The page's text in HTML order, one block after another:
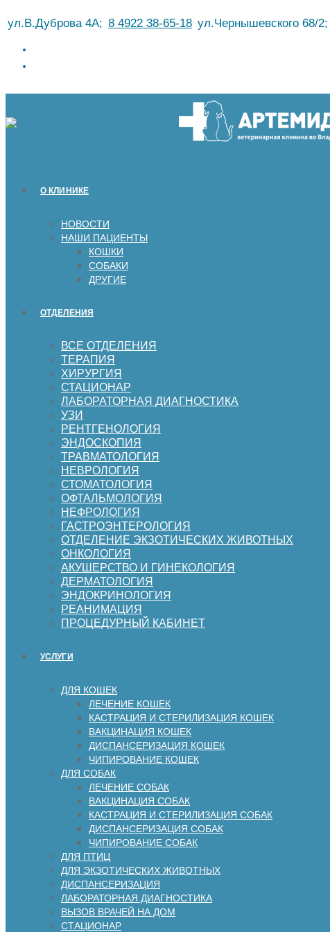
кул.В.Дуброва 4А; 8 4922 38-65-18 ул.Чернышевского 68/2;
О КЛИНИКЕ
НОВОСТИ
НАШИ ПАЦИЕНТЫ
КОШКИ
СОБАКИ
ДРУГИЕ
ОТДЕЛЕНИЯ
ВСЕ ОТДЕЛЕНИЯ
ТЕРАПИЯ
ХИРУРГИЯ
СТАЦИОНАР
ЛАБОРАТОРНАЯ ДИАГНОСТИКА
УЗИ
РЕНТГЕНОЛОГИЯ
ЭНДОСКОПИЯ
ТРАВМАТОЛОГИЯ
НЕВРОЛОГИЯ
СТОМАТОЛОГИЯ
ОФТАЛЬМОЛОГИЯ
НЕФРОЛОГИЯ
ГАСТРОЭНТЕРОЛОГИЯ
ОТДЕЛЕНИЕ ЭКЗОТИЧЕСКИХ ЖИВОТНЫХ
ОНКОЛОГИЯ
АКУШЕРСТВО И ГИНЕКОЛОГИЯ
ДЕРМАТОЛОГИЯ
ЭНДОКРИНОЛОГИЯ
РЕАНИМАЦИЯ
ПРОЦЕДУРНЫЙ КАБИНЕТ
УСЛУГИ
ДЛЯ КОШЕК
ЛЕЧЕНИЕ КОШЕК
КАСТРАЦИЯ И СТЕРИЛИЗАЦИЯ КОШЕК
ВАКЦИНАЦИЯ КОШЕК
ДИСПАНСЕРИЗАЦИЯ КОШЕК
ЧИПИРОВАНИЕ КОШЕК
ДЛЯ СОБАК
ЛЕЧЕНИЕ СОБАК
ВАКЦИНАЦИЯ СОБАК
КАСТРАЦИЯ И СТЕРИЛИЗАЦИЯ СОБАК
ДИСПАНСЕРИЗАЦИЯ СОБАК
ЧИПИРОВАНИЕ СОБАК
ДЛЯ ПТИЦ
ДЛЯ ЭКЗОТИЧЕСКИХ ЖИВОТНЫХ
ДИСПАНСЕРИЗАЦИЯ
ЛАБОРАТОРНАЯ ДИАГНОСТИКА
ВЫЗОВ ВРАЧЕЙ НА ДОМ
СТАЦИОНАР